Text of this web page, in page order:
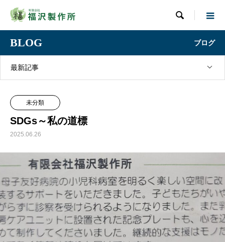

BLOG ブログ
最新記事
未分類
SDGs～私の道標
2025.06.26